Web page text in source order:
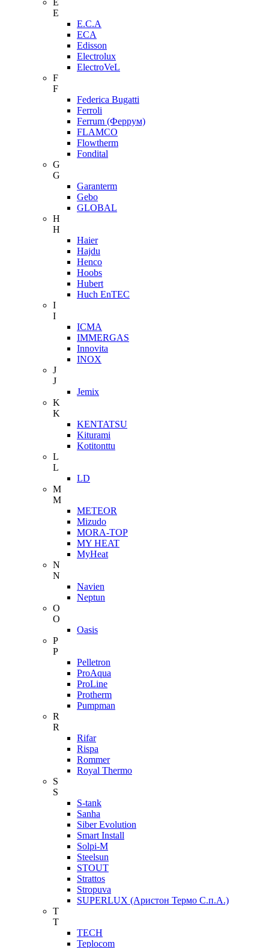
E
E
E.C.A
ECA
Edisson
Electrolux
ElectroVeL
F
F
Federica Bugatti
Ferroli
Ferrum (Феррум)
FLAMCO
Flowtherm
Fondital
G
G
Garanterm
Gebo
GLOBAL
H
H
Haier
Hajdu
Henco
Hoobs
Hubert
Huch EnTEC
I
I
ICMA
IMMERGAS
Innovita
INOX
J
J
Jemix
K
K
KENTATSU
Kiturami
Kotitonttu
L
L
LD
M
M
METEOR
Mizudo
MORA-TOP
MY HEAT
MyHeat
N
N
Navien
Neptun
O
O
Oasis
P
P
Pelletron
ProAqua
ProLine
Protherm
Pumpman
R
R
Rifar
Rispa
Rommer
Royal Thermo
S
S
S-tank
Sanha
Siber Evolution
Smart Install
Solpi-M
Steelsun
STOUT
Strattos
Stropuva
SUPERLUX (Аристон Термо С.п.А.)
T
T
TECH
Teplocom